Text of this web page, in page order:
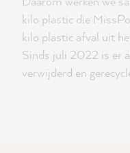
kilo plastic die
kilo plastic afval uit
Sinds juli 2022 is er
verwijderd en